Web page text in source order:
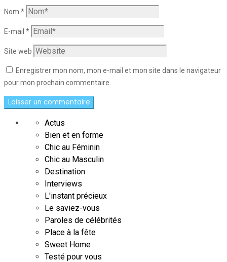
Nom *
E-mail *
Site web
Enregistrer mon nom, mon e-mail et mon site dans le navigateur
pour mon prochain commentaire.
Actus
Bien et en forme
Chic au Féminin
Chic au Masculin
Destination
Interviews
L'instant précieux
Le saviez-vous
Paroles de célébrités
Place à la fête
Sweet Home
Testé pour vous